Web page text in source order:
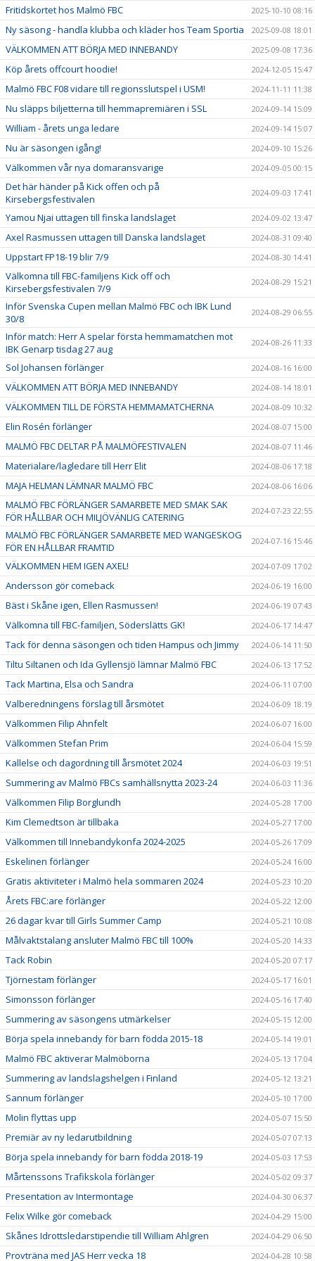
Fritidskortet hos Malmö FBC 2025-10-10 08:16
Ny säsong - handla klubba och kläder hos Team Sportia 2025-09-08 18:01
VÄLKOMMEN ATT BÖRJA MED INNEBANDY 2025-09-08 17:36
Köp årets offcourt hoodie! 2024-12-05 15:47
Malmö FBC F08 vidare till regionsslutspel i USM! 2024-11-11 11:38
Nu släpps biljetterna till hemmapremiären i SSL 2024-09-14 15:09
William - årets unga ledare 2024-09-14 15:07
Nu är säsongen igång! 2024-09-10 15:26
Välkommen vår nya domaransvarige 2024-09-05 00:15
Det här händer på Kick offen och på
Kirsebergsfestivalen
2024-09-03 17:41
Yamou Njai uttagen till finska landslaget 2024-09-02 13:47
Axel Rasmussen uttagen till Danska landslaget 2024-08-31 09:40
Uppstart FP18-19 blir 7/9 2024-08-30 14:41
Välkomna till FBC-familjens Kick off och
Kirsebergsfestivalen 7/9
2024-08-29 15:21
Inför Svenska Cupen mellan Malmö FBC och IBK Lund
30/8
2024-08-29 06:55
Inför match: Herr A spelar första hemmamatchen mot
IBK Genarp tisdag 27 aug
2024-08-26 11:33
Sol Johansen förlänger 2024-08-16 16:00
VÄLKOMMEN ATT BÖRJA MED INNEBANDY 2024-08-14 18:01
VÄLKOMMEN TILL DE FÖRSTA HEMMAMATCHERNA 2024-08-09 10:32
Elin Rosén förlänger 2024-08-07 15:00
MALMÖ FBC DELTAR PÅ MALMÖFESTIVALEN 2024-08-07 11:46
Materialare/lagledare till Herr Elit 2024-08-06 17:18
MAJA HELMAN LÄMNAR MALMÖ FBC 2024-08-06 16:06
MALMÖ FBC FÖRLÄNGER SAMARBETE MED SMAK SAK
FÖR HÅLLBAR OCH MILJÖVÄNLIG CATERING
2024-07-23 22:55
MALMÖ FBC FÖRLÄNGER SAMARBETE MED WANGESKOG
FÖR EN HÅLLBAR FRAMTID
2024-07-16 15:46
VÄLKOMMEN HEM IGEN AXEL! 2024-07-09 17:02
Andersson gör comeback 2024-06-19 16:00
Bäst i Skåne igen, Ellen Rasmussen! 2024-06-19 07:43
Välkomna till FBC-familjen, Söderslätts GK! 2024-06-17 14:47
Tack för denna säsongen och tiden Hampus och Jimmy 2024-06-14 11:50
Tiltu Siltanen och Ida Gyllensjö lämnar Malmö FBC 2024-06-13 17:52
Tack Martina, Elsa och Sandra 2024-06-11 07:00
Valberedningens förslag till årsmötet 2024-06-09 18:19
Välkommen Filip Ahnfelt 2024-06-07 16:00
Välkommen Stefan Prim 2024-06-04 15:59
Kallelse och dagordning till årsmötet 2024 2024-06-03 19:51
Summering av Malmö FBCs samhällsnytta 2023-24 2024-06-03 11:36
Välkommen Filip Borglundh 2024-05-28 17:00
Kim Clemedtson är tillbaka 2024-05-27 17:00
Välkommen till Innebandykonfa 2024-2025 2024-05-26 17:09
Eskelinen förlänger 2024-05-24 16:00
Gratis aktiviteter i Malmö hela sommaren 2024 2024-05-23 10:20
Årets FBC:are förlänger 2024-05-22 12:00
26 dagar kvar till Girls Summer Camp 2024-05-21 10:08
Målvaktstalang ansluter Malmö FBC till 100% 2024-05-20 14:33
Tack Robin 2024-05-20 07:17
Tjörnestam förlänger 2024-05-17 16:01
Simonsson förlänger 2024-05-16 17:40
Summering av säsongens utmärkelser 2024-05-15 12:00
Börja spela innebandy för barn födda 2015-18 2024-05-14 19:01
Malmö FBC aktiverar Malmöborna 2024-05-13 17:04
Summering av landslagshelgen i Finland 2024-05-12 13:21
Sannum förlänger 2024-05-10 17:00
Molin flyttas upp 2024-05-07 15:50
Premiär av ny ledarutbildning 2024-05-07 07:13
Börja spela innebandy för barn födda 2018-19 2024-05-03 17:53
Mårtenssons Trafikskola förlänger 2024-05-02 09:37
Presentation av Intermontage 2024-04-30 06:37
Felix Wilke gör comeback 2024-04-29 15:00
Skånes Idrottsledarstipendie till William Ahlgren 2024-04-29 06:50
Provträna med JAS Herr vecka 18 2024-04-28 10:58